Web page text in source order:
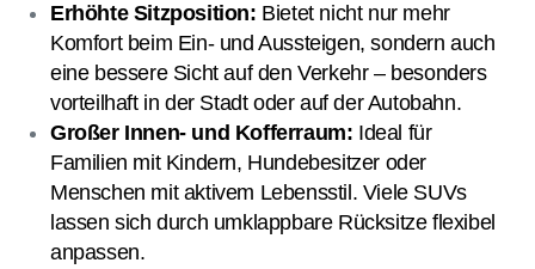
Erhöhte Sitzposition: Bietet nicht nur mehr
Komfort beim Ein- und Aussteigen, sondern auch
eine bessere Sicht auf den Verkehr – besonders
vorteilhaft in der Stadt oder auf der Autobahn.
Großer Innen- und Kofferraum: Ideal für
Familien mit Kindern, Hundebesitzer oder
Menschen mit aktivem Lebensstil. Viele SUVs
lassen sich durch umklappbare Rücksitze flexibel
anpassen.